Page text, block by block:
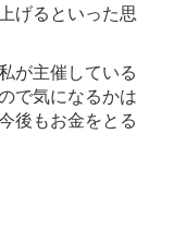
げるといった思
が主催している
で気になるかは
後もお金をとる